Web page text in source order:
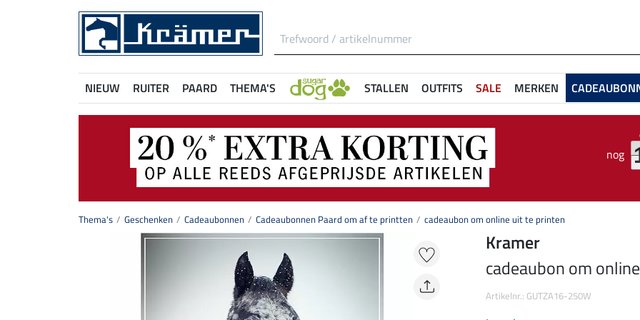
NIEUW RUITER PAARD THEMA'S STALLEN OUTFITS SALE MERKEN
nog
Thema's Geschenken Cadeaubonnen Cadeaubonnen Paard om af te printten cadeaubon om online uit te printen
Kramer
cadeaubon om
Artikelnr.: GUTZA16-250W